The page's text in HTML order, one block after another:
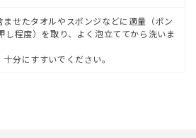
ませたタオルやスポンジなどに適量（ポン
し程度）を取り、よく泡立ててから洗いま
十分にすすいでください。